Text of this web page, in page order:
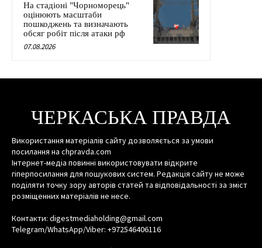
На стадіоні "Чорноморець"
оцінюють масштаби
пошкоджень та визначають
обсяг робіт після атаки рф
07.08.2026
ЧЕРКАСЬКА ПРАВДА
Використання матеріалів сайту дозволяється за умови
посилання на chpravda.com
Інтернет-медіа повинні використовувати відкрите
гіперпосилання для пошукових систем. Редакція сайту не може
поділяти точку зору авторів статей та відповідальності за зміст
розміщенних матеріалів не несе.
Контакти: digestmediaholding@gmail.com
Telegram/WhatsApp/Viber: +972546406116